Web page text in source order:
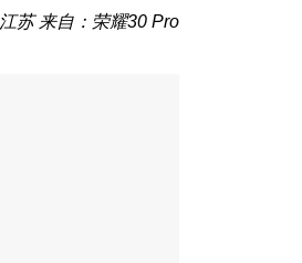
江苏 来自：荣耀30 Pro